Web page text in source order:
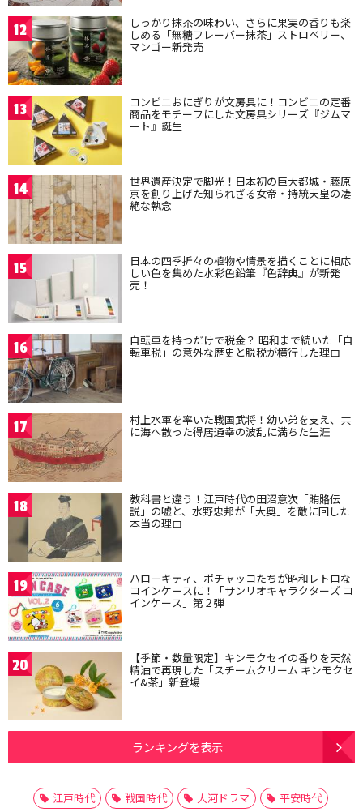
12 しっかり抹茶の味わい、さらに果実の香りも楽
しめる「無糖フレーバー抹茶」ストロベリー、
マンゴー新発売
13 コンビニおにぎりが文房具に！コンビニの定番
商品をモチーフにした文房具シリーズ『ジムマ
ート』誕生
14 世界遺産決定で脚光！日本初の巨大都城・藤原
京を創り上げた知られざる女帝・持統天皇の凄
絶な執念
15 日本の四季折々の植物や情景を描くことに相応
しい色を集めた水彩色鉛筆『色辞典』が新発
売！
16 自転車を持つだけで税金？ 昭和まで続いた「自
転車税」の意外な歴史と脱税が横行した理由
17 村上水軍を率いた戦国武将！幼い弟を支え、共
に海へ散った得居通幸の波乱に満ちた生涯
18 教科書と違う！江戸時代の田沼意次「賄賂伝
説」の嘘と、水野忠邦が「大奥」を敵に回した
本当の理由
19 ハローキティ、ポチャッコたちが昭和レトロな
コインケースに！「サンリオキャラクターズ コ
インケース」第２弾
20 【季節・数量限定】キンモクセイの香りを天然
精油で再現した「スチームクリーム キンモクセ
イ&茶」新登場
ランキングを表示
江戸時代 戦国時代 大河ドラマ
平安時代